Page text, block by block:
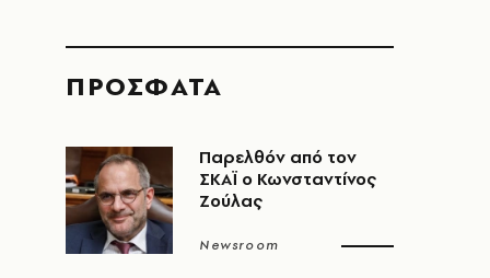
ΠΡΟΣΦΑΤΑ
Παρελθόν από τον
ΣΚΑΪ ο Κωνσταντίνος
Ζούλας
Newsroom